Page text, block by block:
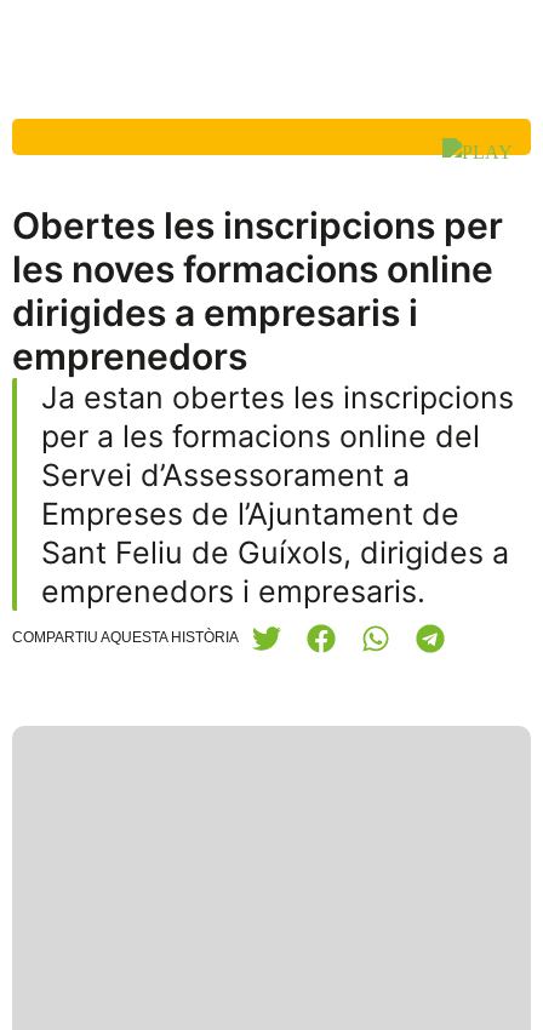
Obertes les inscripcions per
les noves formacions online
dirigides a empresaris i
emprenedors
Ja estan obertes les inscripcions
per a les formacions online del
Servei d’Assessorament a
Empreses de l’Ajuntament de
Sant Feliu de Guíxols, dirigides a
emprenedors i empresaris.
COMPARTIU AQUESTA HISTÒRIA